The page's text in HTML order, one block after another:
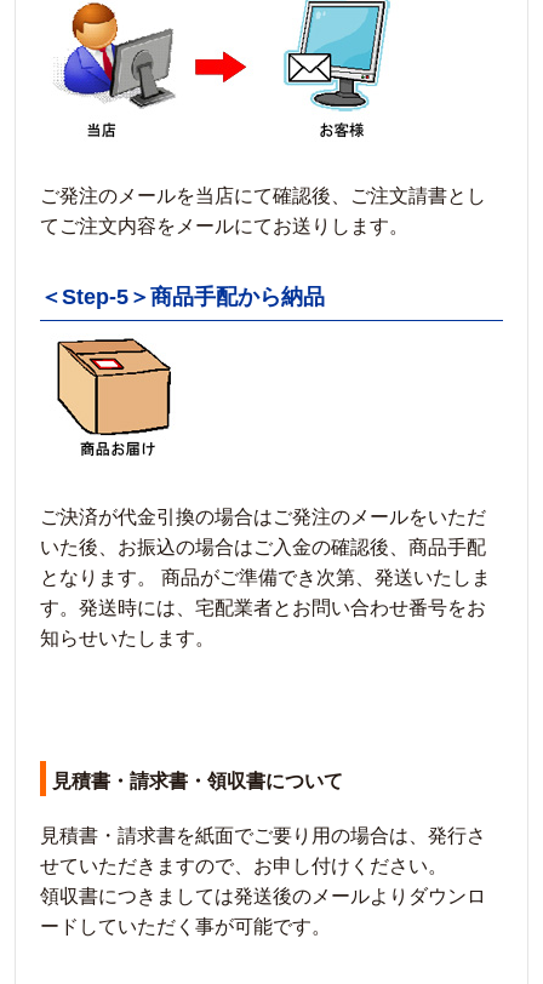
ご発注のメールを当店にて確認後、ご注文請書とし
てご注文内容をメールにてお送りします。
＜Step-5＞商品手配から納品
ご決済が代金引換の場合はご発注のメールをいただ
いた後、お振込の場合はご入金の確認後、商品手配
となります。 商品がご準備でき次第、発送いたしま
す。発送時には、宅配業者とお問い合わせ番号をお
知らせいたします。
見積書・請求書・領収書について
見積書・請求書を紙面でご要り用の場合は、発行さ
せていただきますので、お申し付けください。
領収書につきましては発送後のメールよりダウンロ
ードしていただく事が可能です。